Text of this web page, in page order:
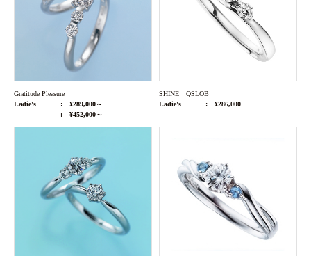
Gratitude Pleasure
Ladie's
¥289,000～
-
¥452,000～
SHINE QSLOB
Ladie's
¥286,000